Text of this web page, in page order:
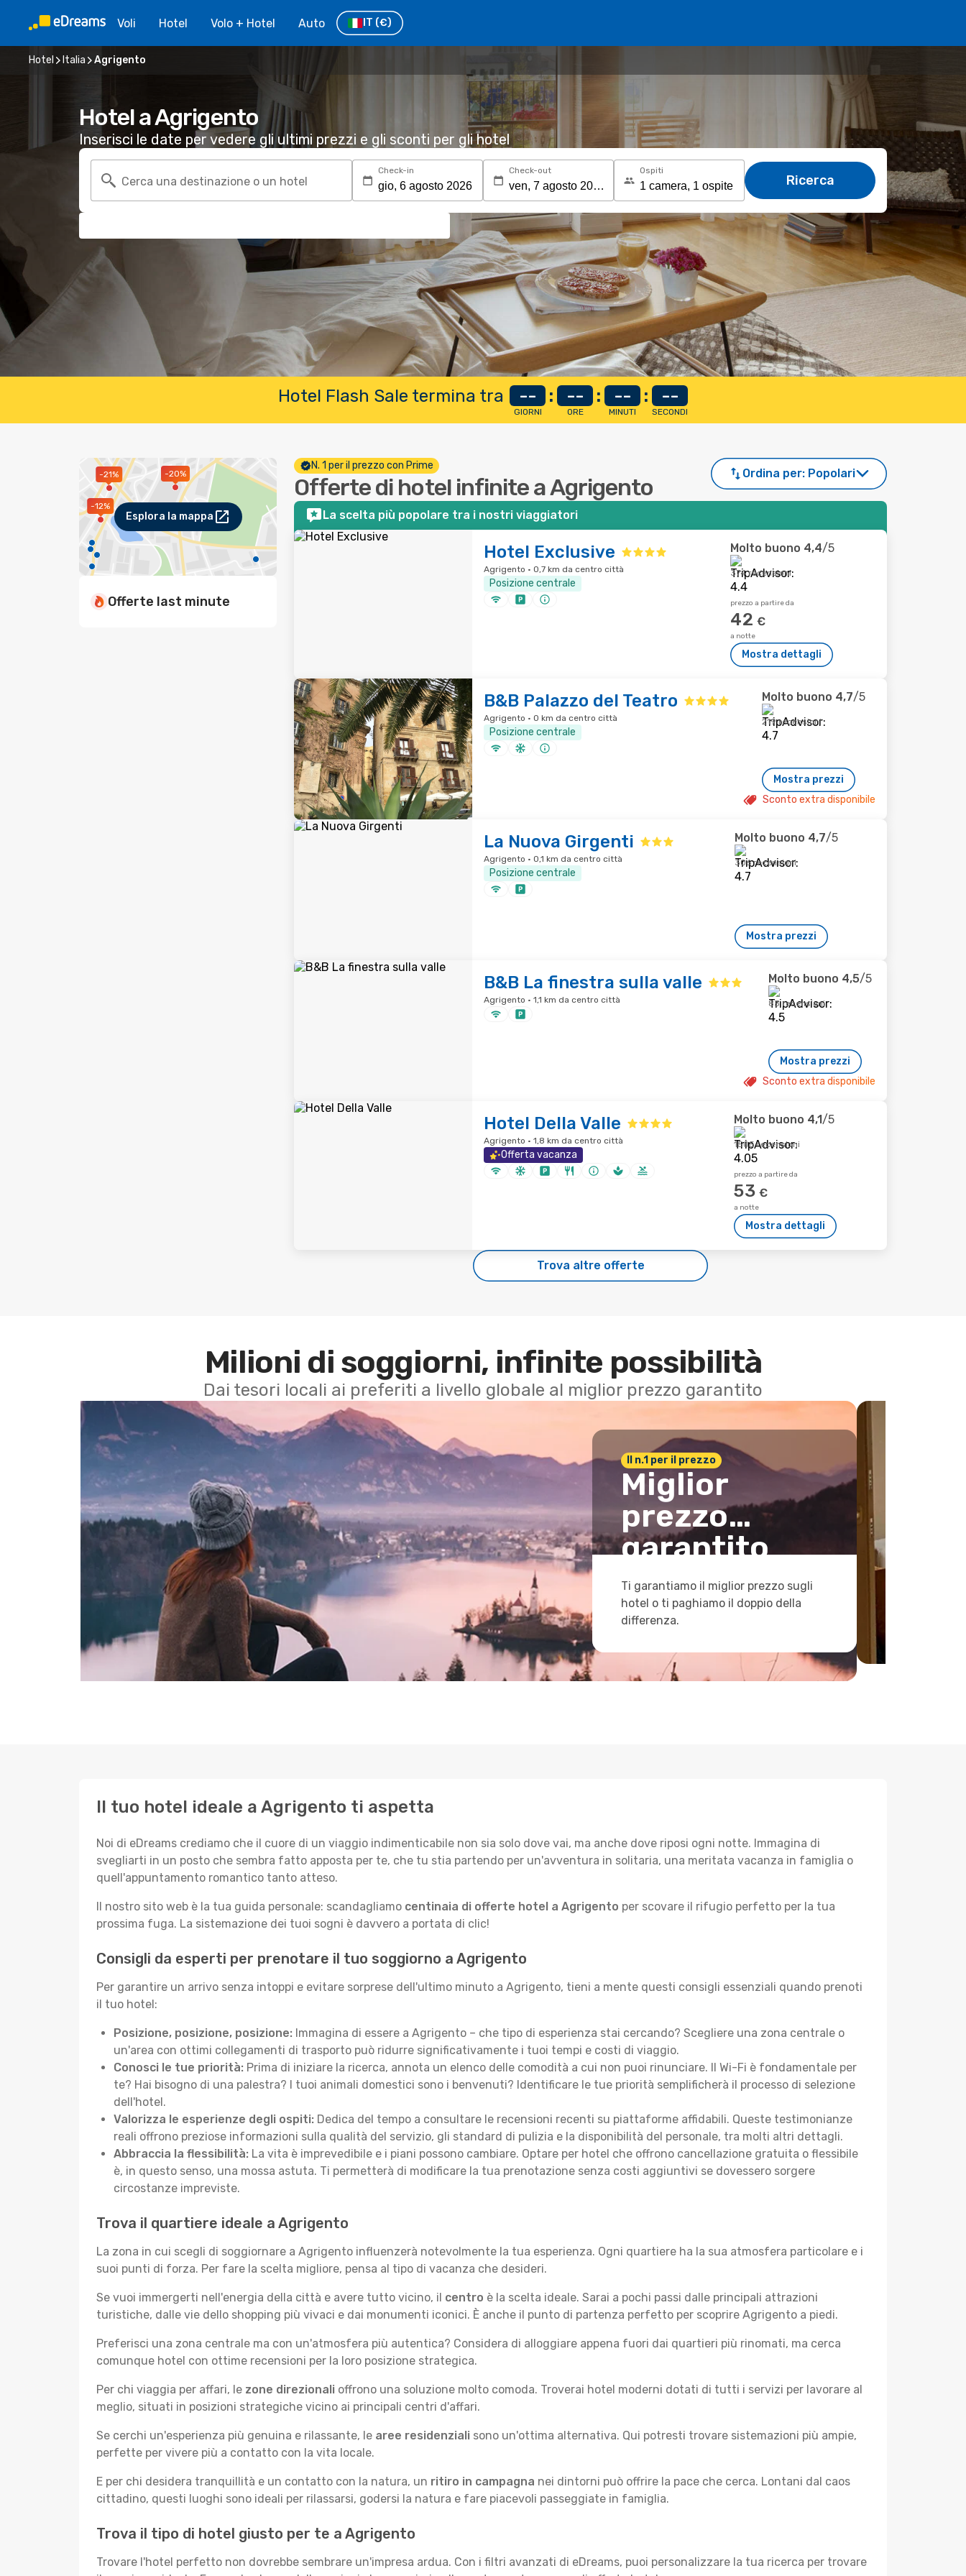
Voli Hotel Volo + Hotel Auto IT (€)
Hotel Italia Agrigento
Hotel a Agrigento
Inserisci le date per vedere gli ultimi prezzi e gli sconti per gli hotel
Cerca una destinazione o un hotel
Check-in Check-out Ospiti
Ricerca
Hotel Flash Sale termina tra --
GIORNI
: --
ORE
: --
MINUTI
: --
SECONDI
-20%
-21%
-12%
Esplora la mappa
Offerte last minute
N. 1 per il prezzo con Prime
Offerte di hotel infinite a Agrigento
Ordina per: Popolari
La scelta più popolare tra i nostri viaggiatori
Hotel Exclusive
Agrigento · 0,7 km da centro città
Posizione centrale
Molto buono 4,4/5
374 recensioni
prezzo a partire da
42 €
a notte
Mostra dettagli
B&B Palazzo del Teatro
Agrigento · 0 km da centro città
Posizione centrale
Molto buono 4,7/5
219 recensioni
Mostra prezzi
Sconto extra disponibile
La Nuova Girgenti
Agrigento · 0,1 km da centro città
Posizione centrale
Molto buono 4,7/5
306 recensioni
Mostra prezzi
B&B La finestra sulla valle
Agrigento · 1,1 km da centro città
Molto buono 4,5/5
83 recensioni
Mostra prezzi
Sconto extra disponibile
Hotel Della Valle
Agrigento · 1,8 km da centro città
Offerta vacanza
Molto buono 4,1/5
1505 recensioni
prezzo a partire da
53 €
a notte
Mostra dettagli
Trova altre offerte
Milioni di soggiorni, infinite possibilità
Dai tesori locali ai preferiti a livello globale al miglior prezzo garantito
Il n.1 per il prezzo
Miglior
prezzo
garantito
Ti garantiamo il miglior prezzo sugli
hotel o ti paghiamo il doppio della
differenza.
Il tuo hotel ideale a Agrigento ti aspetta
Noi di eDreams crediamo che il cuore di un viaggio indimenticabile non sia solo dove vai, ma anche dove riposi ogni notte. Immagina di
svegliarti in un posto che sembra fatto apposta per te, che tu stia partendo per un'avventura in solitaria, una meritata vacanza in famiglia o
quell'appuntamento romantico tanto atteso.
Il nostro sito web è la tua guida personale: scandagliamo centinaia di offerte hotel a Agrigento per scovare il rifugio perfetto per la tua
prossima fuga. La sistemazione dei tuoi sogni è davvero a portata di clic!
Consigli da esperti per prenotare il tuo soggiorno a Agrigento
Per garantire un arrivo senza intoppi e evitare sorprese dell'ultimo minuto a Agrigento, tieni a mente questi consigli essenziali quando prenoti
il tuo hotel:
Posizione, posizione, posizione: Immagina di essere a Agrigento – che tipo di esperienza stai cercando? Scegliere una zona centrale o
un'area con ottimi collegamenti di trasporto può ridurre significativamente i tuoi tempi e costi di viaggio.
Conosci le tue priorità: Prima di iniziare la ricerca, annota un elenco delle comodità a cui non puoi rinunciare. Il Wi-Fi è fondamentale per
te? Hai bisogno di una palestra? I tuoi animali domestici sono i benvenuti? Identificare le tue priorità semplificherà il processo di selezione
dell'hotel.
Valorizza le esperienze degli ospiti: Dedica del tempo a consultare le recensioni recenti su piattaforme affidabili. Queste testimonianze
reali offrono preziose informazioni sulla qualità del servizio, gli standard di pulizia e la disponibilità del personale, tra molti altri dettagli.
Abbraccia la flessibilità: La vita è imprevedibile e i piani possono cambiare. Optare per hotel che offrono cancellazione gratuita o flessibile
è, in questo senso, una mossa astuta. Ti permetterà di modificare la tua prenotazione senza costi aggiuntivi se dovessero sorgere
circostanze impreviste.
Trova il quartiere ideale a Agrigento
La zona in cui scegli di soggiornare a Agrigento influenzerà notevolmente la tua esperienza. Ogni quartiere ha la sua atmosfera particolare e i
suoi punti di forza. Per fare la scelta migliore, pensa al tipo di vacanza che desideri.
Se vuoi immergerti nell'energia della città e avere tutto vicino, il centro è la scelta ideale. Sarai a pochi passi dalle principali attrazioni
turistiche, dalle vie dello shopping più vivaci e dai monumenti iconici. È anche il punto di partenza perfetto per scoprire Agrigento a piedi.
Preferisci una zona centrale ma con un'atmosfera più autentica? Considera di alloggiare appena fuori dai quartieri più rinomati, ma cerca
comunque hotel con ottime recensioni per la loro posizione strategica.
Per chi viaggia per affari, le zone direzionali offrono una soluzione molto comoda. Troverai hotel moderni dotati di tutti i servizi per lavorare al
meglio, situati in posizioni strategiche vicino ai principali centri d'affari.
Se cerchi un'esperienza più genuina e rilassante, le aree residenziali sono un'ottima alternativa. Qui potresti trovare sistemazioni più ampie,
perfette per vivere più a contatto con la vita locale.
E per chi desidera tranquillità e un contatto con la natura, un ritiro in campagna nei dintorni può offrire la pace che cerca. Lontani dal caos
cittadino, questi luoghi sono ideali per rilassarsi, godersi la natura e fare piacevoli passeggiate in famiglia.
Trova il tipo di hotel giusto per te a Agrigento
Trovare l'hotel perfetto non dovrebbe sembrare un'impresa ardua. Con i filtri avanzati di eDreams, puoi personalizzare la tua ricerca per trovare